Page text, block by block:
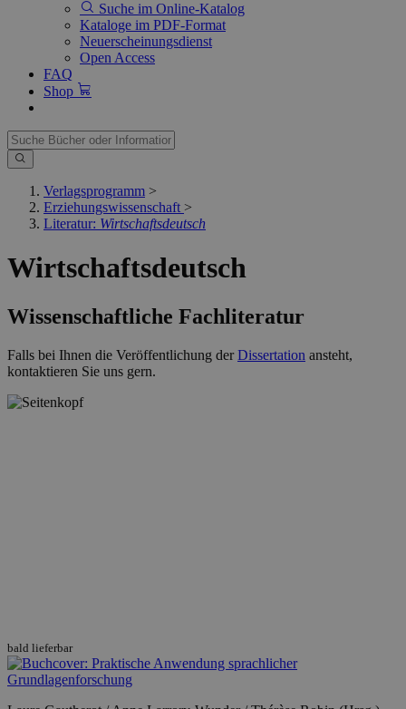
Suche im Online-Katalog
Kataloge im PDF-Format
Neuerscheinungsdienst
Open Access
FAQ
Shop
Verlagsprogramm >
Erziehungswissenschaft >
Literatur: Wirtschaftsdeutsch
Wirtschaftsdeutsch
Wissenschaftliche Fachliteratur
Falls bei Ihnen die Veröffentlichung derDissertation ansteht,
kontaktieren Sie uns gern.
bald lieferbar